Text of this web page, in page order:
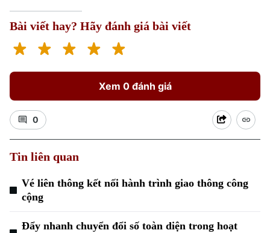
Xu hướng
Bài viết hay? Hãy đánh giá bài viết
Xem 0 đánh giá
0
Tin liên quan
Vé liên thông kết nối hành trình giao thông công
cộng
Đẩy nhanh chuyển đổi số toàn diện trong hoạt